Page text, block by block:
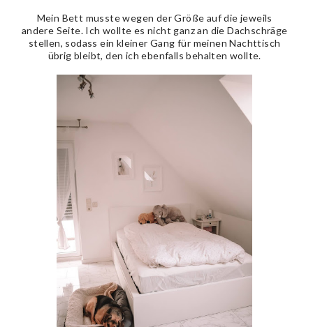
Mein Bett musste wegen der Größe auf die jeweils
andere Seite. Ich wollte es nicht ganz an die Dachschräge
stellen, sodass ein kleiner Gang für meinen Nachttisch
übrig bleibt, den ich ebenfalls behalten wollte.